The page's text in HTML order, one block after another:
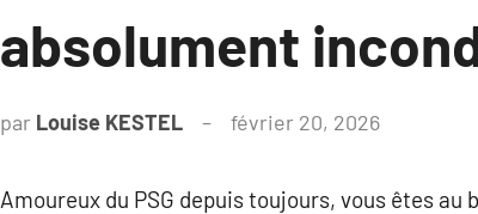
absolument
par Louise KESTEL février 20, 2026
Amoureux du PSG depuis toujours, vous êtes